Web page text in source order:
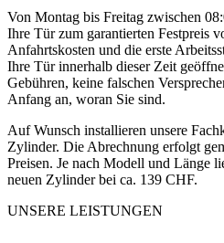
Von Montag bis Freitag zwischen
Ihre Tür zum garantierten Festpreis
Anfahrtskosten und die erste
Ihre Tür innerhalb dieser Zeit
Gebühren, keine falschen
Anfang an, woran Sie sind.
Auf Wunsch installieren unsere
Zylinder. Die Abrechnung erfolgt
Preisen. Je nach Modell und Länge
neuen Zylinder bei ca. 139 CHF.
UNSERE LEISTUNGEN